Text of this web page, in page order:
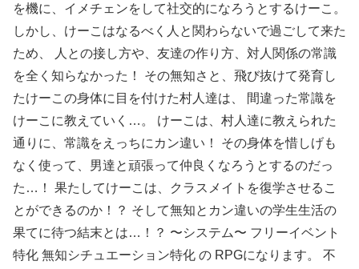
を機に、イメチェンをして社交的になろうとするけーこ。
しかし、けーこはなるべく人と関わらないで過ごして来た
ため、 人との接し方や、友達の作り方、対人関係の常識
を全く知らなかった！ その無知さと、飛び抜けて発育し
たけーこの身体に目を付けた村人達は、 間違った常識を
けーこに教えていく…。 けーこは、村人達に教えられた
通りに、常識をえっちにカン違い！ その身体を惜しげも
なく使って、男達と頑張って仲良くなろうとするのだっ
た…！ 果たしてけーこは、クラスメイトを復学させるこ
とができるのか！？ そして無知とカン違いの学生生活の
果てに待つ結末とは…！？ 〜システム〜 フリーイベント
特化 無知シチュエーション特化 の RPGになります。 不